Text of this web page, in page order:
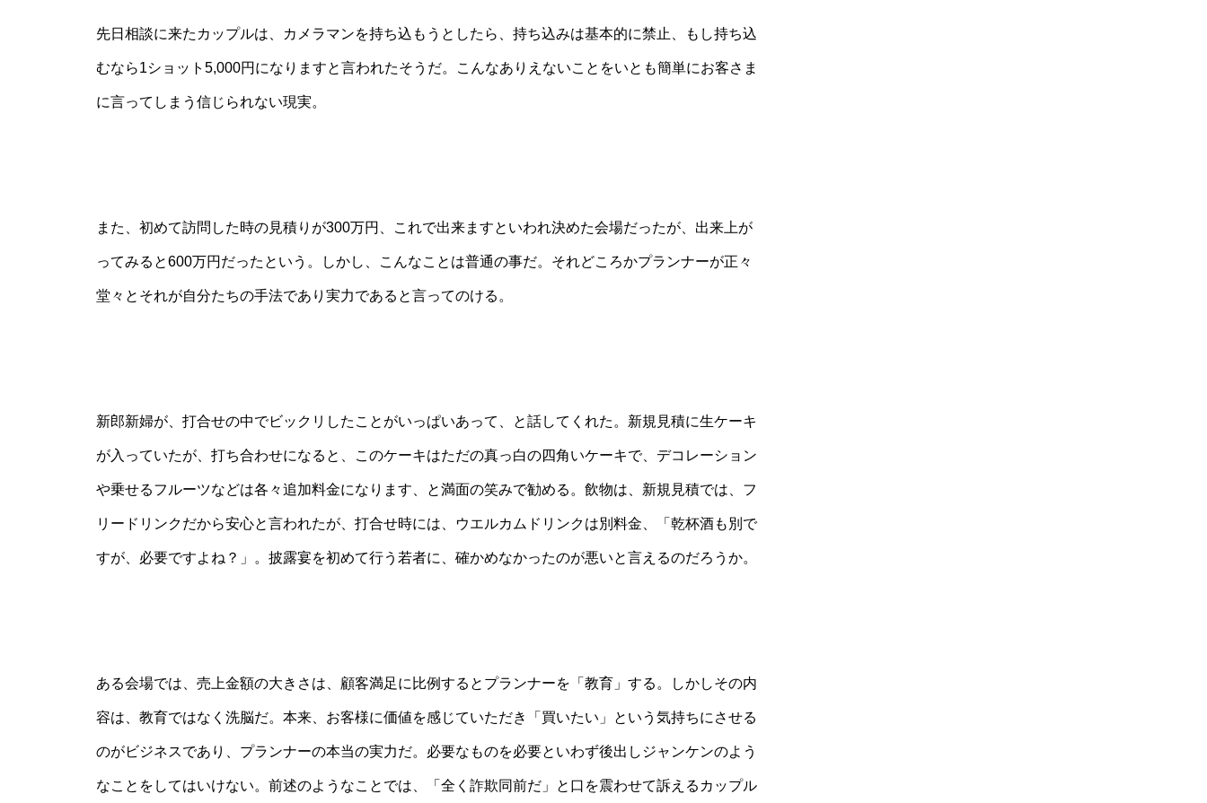
先日相談に来たカップルは、カメラマンを持ち込もうとしたら、持ち込みは基本的に禁止、もし持ち込
むなら1ショット5,000円になりますと言われたそうだ。こんなありえないことをいとも簡単にお客さま
に言ってしまう信じられない現実。
また、初めて訪問した時の見積りが300万円、これで出来ますといわれ決めた会場だったが、出来上が
ってみると600万円だったという。しかし、こんなことは普通の事だ。それどころかプランナーが正々
堂々とそれが自分たちの手法であり実力であると言ってのける。
新郎新婦が、打合せの中でビックリしたことがいっぱいあって、と話してくれた。新規見積に生ケーキ
が入っていたが、打ち合わせになると、このケーキはただの真っ白の四角いケーキで、デコレーション
や乗せるフルーツなどは各々追加料金になります、と満面の笑みで勧める。飲物は、新規見積では、フ
リードリンクだから安心と言われたが、打合せ時には、ウエルカムドリンクは別料金、「乾杯酒も別で
すが、必要ですよね？」。披露宴を初めて行う若者に、確かめなかったのが悪いと言えるのだろうか。
ある会場では、売上金額の大きさは、顧客満足に比例するとプランナーを「教育」する。しかしその内
容は、教育ではなく洗脳だ。本来、お客様に価値を感じていただき「買いたい」という気持ちにさせる
のがビジネスであり、プランナーの本当の実力だ。必要なものを必要といわず後出しジャンケンのよう
なことをしてはいけない。前述のようなことでは、「全く詐欺同前だ」と口を震わせて訴えるカップル